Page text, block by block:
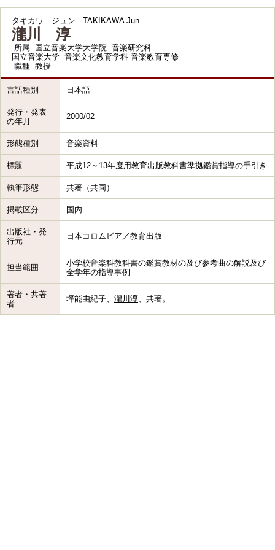
タキカワ ジュン TAKIKAWA Jun
瀧川 淳
所属
国立音楽大学大学院 音楽研究科
国立音楽大学 音楽文化教育学科 音楽教育専修
職種 教授
言語種別 日本語
発行・発表
の年月
2000/02
形態種別 音楽資料
標題 平成12～13年度用教育出版教科書準拠鑑賞指導の手引き
執筆形態 共著（共同）
掲載区分 国内
出版社・発
行元
日本コロムビア／教育出版
担当範囲
小学校音楽科教科書の鑑賞教材の及び参考曲の解説及び
全学年の指導事例
著者・共著
者
坪能由紀子、 瀧川淳、共著。